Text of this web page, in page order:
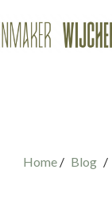
Home Blog